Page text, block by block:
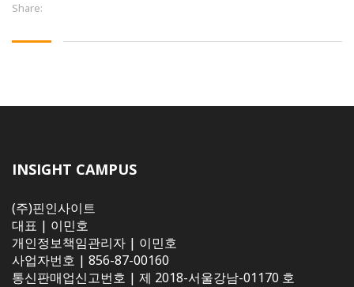
Share:
INSIGHT CAMPUS
(주)핀인사이트
대표 | 이민호
개인정보책임관리자 | 이민호
사업자번호 | 856-87-00160
통신판매업신고번호 | 제 2018-서울강남-01170 호